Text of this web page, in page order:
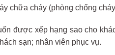
chữa cháy (phòng chống
được xếp hạng sao cho
sạn; nhân viên phục vụ.